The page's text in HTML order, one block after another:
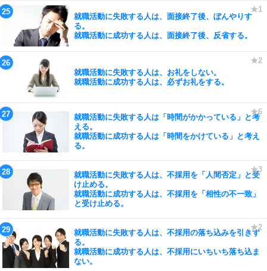
就職活動に失敗する人は、面接終了後、ぼんやりす
る。
就職活動に成功する人は、面接終了後、反省する。
就職活動に失敗する人は、お礼をしない。
就職活動に成功する人は、必ずお礼をする。
就職活動に失敗する人は「時間がかかっている」と考
える。
就職活動に成功する人は「時間をかけている」と考え
る。
就職活動に失敗する人は、不採用を「人間否定」と受
け止める。
就職活動に成功する人は、不採用を「相性の不一致」
と受け止める。
就職活動に失敗する人は、不採用の落ち込みを引きず
る。
就職活動に成功する人は、不採用にいちいち落ち込ま
ない。